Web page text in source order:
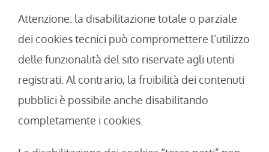
Attenzione: la disabilitazione totale o parziale
dei cookies tecnici può compromettere l’utilizzo
delle funzionalità del sito riservate agli utenti
registrati. Al contrario, la fruibilità dei contenuti
pubblici è possibile anche disabilitando
completamente i cookies.